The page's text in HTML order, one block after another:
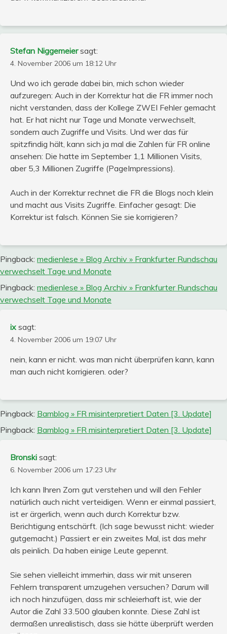
Stefan Niggemeier sagt:
4. November 2006 um 18:12 Uhr
Und wo ich gerade dabei bin, mich schon wieder
aufzuregen: Auch in der Korrektur hat die FR immer noch
nicht verstanden, dass der Kollege ZWEI Fehler gemacht
hat. Er hat nicht nur Tage und Monate verwechselt,
sondern auch Zugriffe und Visits. Und wer das für
spitzfindig hält, kann sich ja mal die Zahlen für FR online
ansehen: Die hatte im September 1,1 Millionen Visits,
aber 5,3 Millionen Zugriffe (PageImpressions).
Auch in der Korrektur rechnet die FR die Blogs noch klein
und macht aus Visits Zugriffe. Einfacher gesagt: Die
Korrektur ist falsch. Können Sie sie korrigieren?
Pingback: medienlese » Blog Archiv » Frankfurter Rundschau
verwechselt Tage und Monate
Pingback: medienlese » Blog Archiv » Frankfurter Rundschau
verwechselt Tage und Monate
ix sagt:
4. November 2006 um 19:07 Uhr
nein, kann er nicht. was man nicht überprüfen kann, kann
man auch nicht korrigieren. oder?
Pingback: Bamblog » FR misinterpretiert Daten [3. Update]
Pingback: Bamblog » FR misinterpretiert Daten [3. Update]
Bronski sagt:
6. November 2006 um 17:23 Uhr
Ich kann Ihren Zorn gut verstehen und will den Fehler
natürlich auch nicht verteidigen. Wenn er einmal passiert,
ist er ärgerlich, wenn auch durch Korrektur bzw.
Berichtigung entschärft. (Ich sage bewusst nicht: wieder
gutgemacht.) Passiert er ein zweites Mal, ist das mehr
als peinlich. Da haben einige Leute gepennt.
Sie sehen vielleicht immerhin, dass wir mit unseren
Fehlern transparent umzugehen versuchen? Darum will
ich noch hinzufügen, dass mir schleierhaft ist, wie der
Autor die Zahl 33.500 glauben konnte. Diese Zahl ist
dermaßen unrealistisch, dass sie hätte überprüft werden